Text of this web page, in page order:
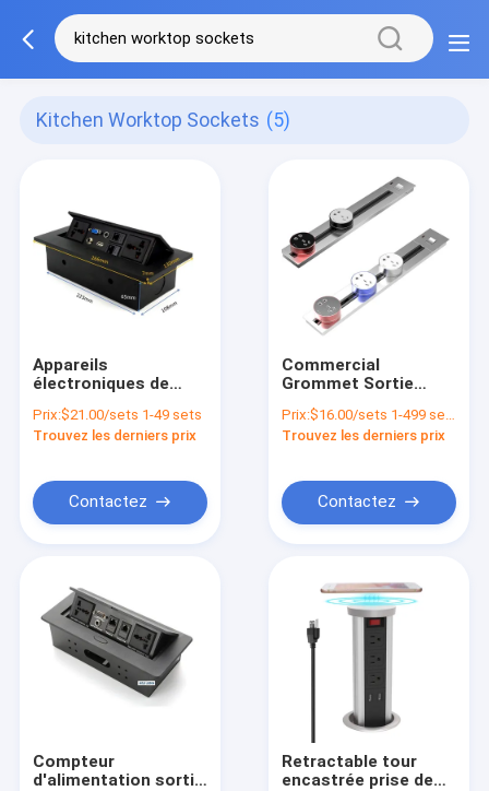
Kitchen Worktop Sockets (5)
Appareils
électroniques de
Prix:$21.00/sets 1-49 sets
Trouvez les derniers prix
Contactez
Commercial
Grommet Sortie
prise de courant
Slide rail Cuisine
Prix:$16.00/sets 1-499 sets
Trouvez les derniers prix
Contactez
Compteur
d'alimentation sortie
Retractable tour
encastrée prise de